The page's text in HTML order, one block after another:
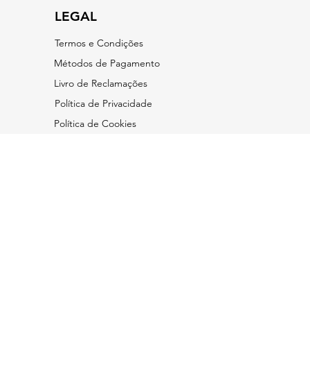
LEGAL
Termos e Condições
​Métodos de Pagamento
Livro de Reclamações
Política de Privacidade
Política de Cookies